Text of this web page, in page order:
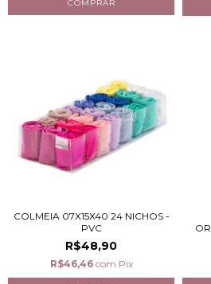
COLMEIA 07X15X40 24 NICHOS -
PVC
R$48,90
R$46,46 com Pix